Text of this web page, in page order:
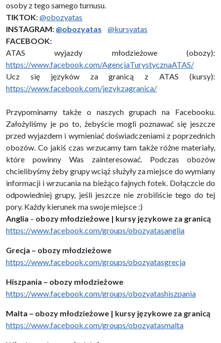
osoby z tego samego turnusu.
TIKTOK: @obozyatas
INSTAGRAM: @obozyatas
@kursyatas
FACEBOOK:
ATAS wyjazdy młodzieżowe (obozy):
https://www.facebook.com/AgencjaTurystycznaATAS/
Ucz się języków za granicą z ATAS (kursy):
https://www.facebook.com/jezykzagranica/
Przypominamy także o naszych grupach na Facebooku.
Założyliśmy je po to, żebyście mogli poznawać się jeszcze
przed wyjazdem i wymieniać doświadczeniami z poprzednich
obozów. Co jakiś czas wrzucamy tam także różne materiały,
które powinny Was zainteresować. Podczas obozów
chcielibyśmy żeby grupy wciąż służyły za miejsce do wymiany
informacji i wrzucania na bieżąco fajnych fotek. Dołączcie do
odpowiedniej grupy, jeśli jeszcze nie zrobiliście tego do tej
pory. Każdy kierunek ma swoje miejsce :)
Anglia – obozy młodzieżowe | kursy językowe za granicą
https://www.facebook.com/groups/obozyatasanglia
Grecja – obozy młodzieżowe
https://www.facebook.com/groups/obozyatasgrecja
Hiszpania – obozy młodzieżowe
https://www.facebook.com/groups/obozyatashiszpania
Malta – obozy młodzieżowe | kursy językowe za granicą
https://www.facebook.com/groups/obozyatasmalta